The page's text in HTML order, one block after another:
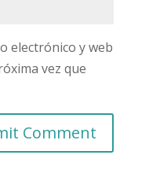
electrónico y web
vez que